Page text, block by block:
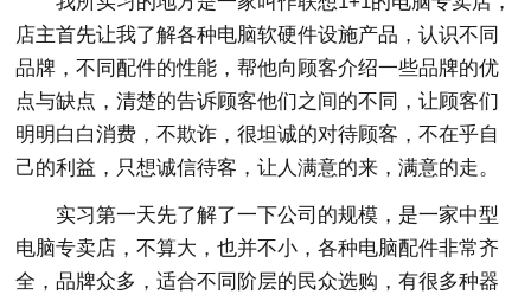
店主首先让我了解各种电脑软硬件设施产品，认识不同
品牌，不同配件的性能，帮他向顾客介绍一些品牌的优
点与缺点，清楚的告诉顾客他们之间的不同，让顾客们
明明白白消费，不欺诈，很坦诚的对待顾客，不在乎自
己的利益，只想诚信待客，让人满意的来，满意的走。
实习第一天先了解了一下公司的规模，是一家中型
电脑专卖店，不算大，也并不小，各种电脑配件非常齐
全，品牌众多，适合不同阶层的民众选购，有很多种器